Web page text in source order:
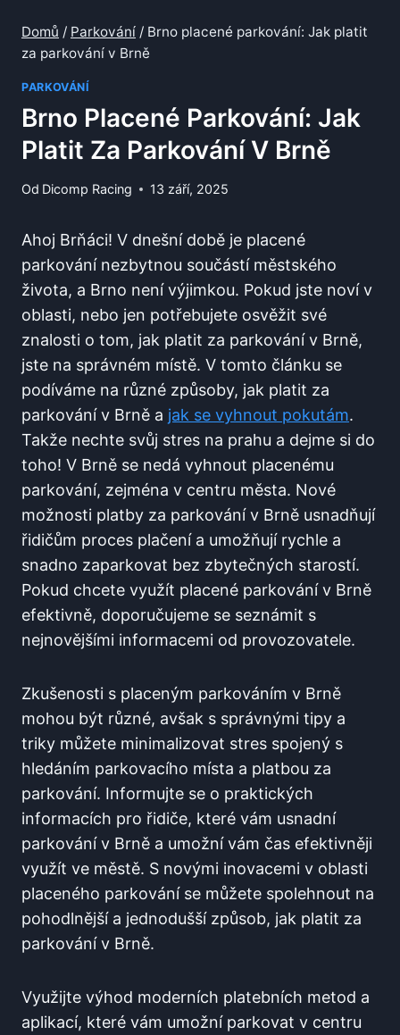
Domů / Parkování / Brno placené parkování: Jak platit
za parkování v Brně
PARKOVÁNÍ
Brno Placené Parkování: Jak
Platit Za Parkování V Brně
Od Dicomp Racing 13 září, 2025
Ahoj Brňáci! V dnešní době je placené
parkování nezbytnou součástí městského
‌života, a ⁢Brno není výjimkou. Pokud jste‌ noví v
oblasti, nebo jen⁢ potřebujete osvěžit‌ své
znalosti o tom, jak platit za parkování v Brně,
jste na správném místě.‍ V ‌tomto článku‌ se
‍podíváme na různé způsoby, jak ‍platit za
parkování v Brně a jak se vyhnout pokutám.
Takže nechte svůj stres na prahu a dejme si do
toho! V Brně se nedá vyhnout placenému
parkování, ⁤zejména v centru města. Nové
možnosti platby za parkování v Brně usnadňují
řidičům proces ‌plačení a umožňují ⁣rychle a
snadno zaparkovat bez zbytečných⁣ starostí.
Pokud chcete využít placené parkování v⁣ Brně
efektivně, ​doporučujeme se seznámit s
nejnovějšími informacemi od provozovatele.
Zkušenosti s placeným parkováním v Brně
mohou ​být různé, avšak s správnými tipy a
triky‍ můžete minimalizovat stres spojený s
⁣hledáním parkovacího místa a platbou za
parkování. Informujte se o praktických
‍informacích​ pro řidiče, které vám usnadní
parkování v Brně a umožní vám⁤ čas efektivněji⁣
využít⁣ ve městě. S novými inovacemi v oblasti
placeného⁢ parkování se můžete spolehnout na
pohodlnější a jednodušší způsob, jak platit za
parkování v Brně.
Využijte výhod moderních platebních metod a
aplikací, které vám umožní⁣ parkovat v centru